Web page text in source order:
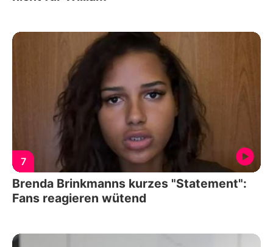
7
Brenda Brinkmanns kurzes "Statement":
Fans reagieren wütend